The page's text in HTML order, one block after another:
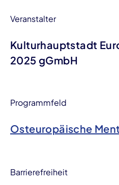
Veranstalter
Kulturhauptstadt
2025 gGmbH
Programmfeld
Osteuropäische
Barrierefreiheit